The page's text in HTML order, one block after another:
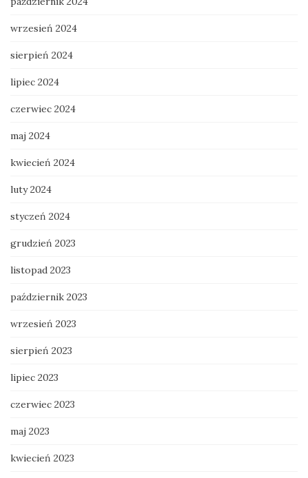
wrzesień 2024
sierpień 2024
lipiec 2024
czerwiec 2024
maj 2024
kwiecień 2024
luty 2024
styczeń 2024
grudzień 2023
listopad 2023
październik 2023
wrzesień 2023
sierpień 2023
lipiec 2023
czerwiec 2023
maj 2023
kwiecień 2023